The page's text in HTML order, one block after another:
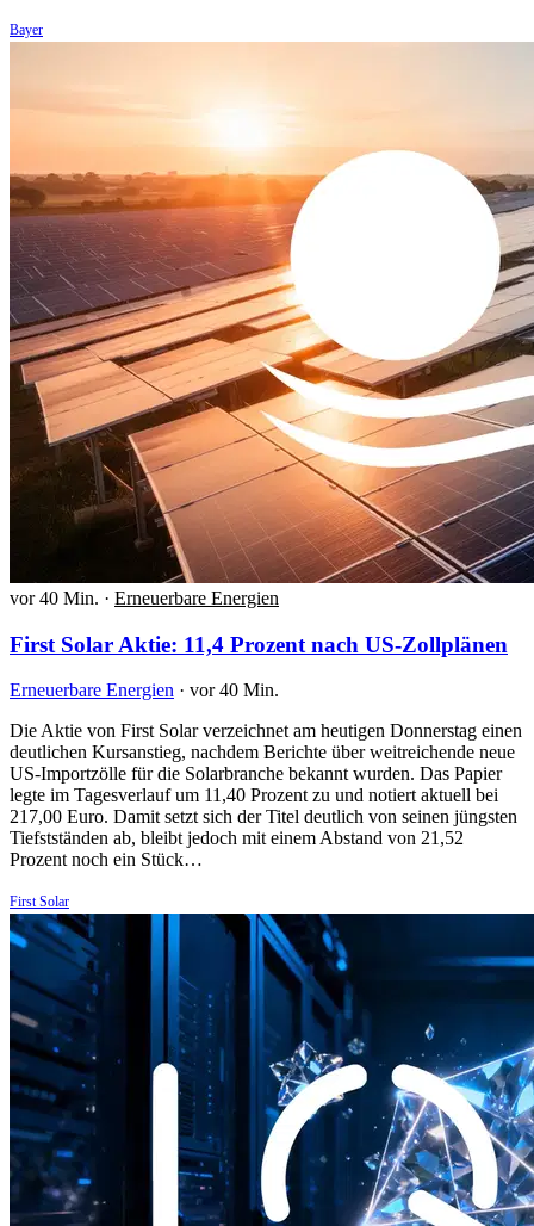
Bayer
vor 40 Min. · Erneuerbare Energien
First Solar Aktie: 11,4 Prozent nach US-Zollplänen
Erneuerbare Energien · vor 40 Min.
Die Aktie von First Solar verzeichnet am heutigen Donnerstag einen
deutlichen Kursanstieg, nachdem Berichte über weitreichende neue
US-Importzölle für die Solarbranche bekannt wurden. Das Papier
legte im Tagesverlauf um 11,40 Prozent zu und notiert aktuell bei
217,00 Euro. Damit setzt sich der Titel deutlich von seinen jüngsten
Tiefstständen ab, bleibt jedoch mit einem Abstand von 21,52
Prozent noch ein Stück…
First Solar